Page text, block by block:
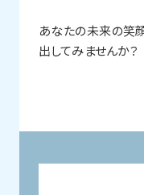
あなたの未来の笑
出してみませんか？